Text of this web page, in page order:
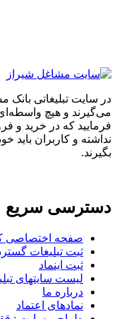
در سایت تبلیغاتی بانک
می‌گیرند و هیچ
فرمایید که در خرید و
نداشته و کاربران باید
بگیرند.
دسترسی سریع
صفحه اختصاصی
ثبت تبلیغات
ثبت اینماد
لیست سایتهای
درباره ما
نمادهای اعتماد